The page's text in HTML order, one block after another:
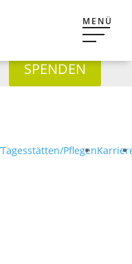
SPENDEN
Pflegen